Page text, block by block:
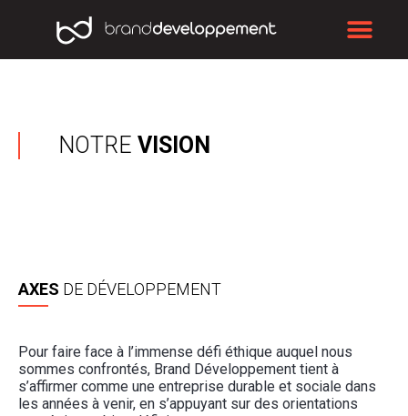
NOTRE VISION
AXES DE DÉVELOPPEMENT
Pour faire face à l’immense défi éthique auquel nous
sommes confrontés, Brand Développement tient à
s’affirmer comme une entreprise durable et sociale dans
les années à venir, en s’appuyant sur des orientations